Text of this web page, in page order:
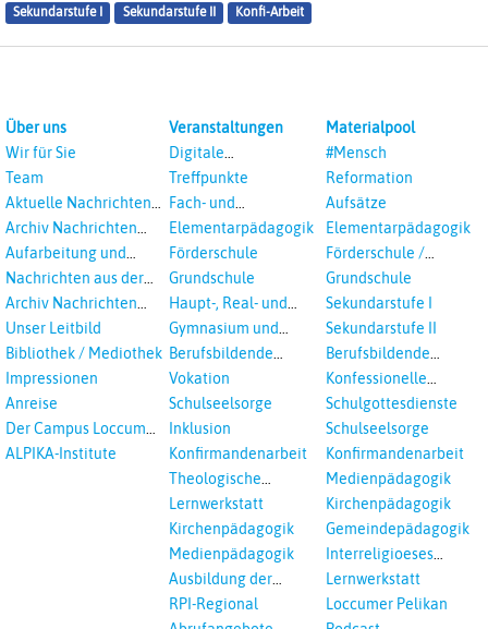
Sekundarstufe I Sekundarstufe II Konfi-Arbeit
Über uns
Wir für Sie
Team
Aktuelle Nachrichten
aus dem RPI
Archiv Nachrichten
aus dem RPI ab 2018
Aufarbeitung und
Prävention
Landeskirche und EKD
Nachrichten aus der
Landeskirche
Archiv Nachrichten
aus der Landeskirche
Unser Leitbild
Bibliothek / Mediothek
Impressionen
Anreise
Der Campus Loccum
und Loccumer
ALPIKA-Institute
Veranstaltungen
Digitale
Veranstaltungen
Treffpunkte
Fach- und
Studientagungen
Elementarpädagogik
Förderschule
Grundschule
Haupt-, Real- und
Oberschule
Gymnasium und
Gesamtschule
Berufsbildende
Schulen
Vokation
Schulseelsorge
Inklusion
Konfirmandenarbeit
Theologische
Fortbildungen,
Interreligöses Lernen
Lernwerkstatt
Kirchenpädagogik
Medienpädagogik
Ausbildung der
Vikar*innen
RPI-Regional
Materialpool
#Mensch
Reformation
Aufsätze
Elementarpädagogik
Förderschule /
Inklusion
Grundschule
Sekundarstufe I
Sekundarstufe II
Berufsbildende
Schulen
Konfessionelle
Kooperation
Schulgottesdienste
Schulseelsorge
Konfirmandenarbeit
Medienpädagogik
Kirchenpädagogik
Gemeindepädagogik
Interreligioeses
Lernen
Lernwerkstatt
Loccumer Pelikan